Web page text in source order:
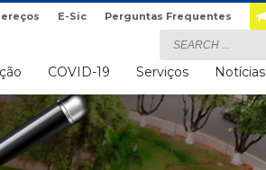
E-Sic Perguntas Frequentes
COVID-19 Serviços Notícias